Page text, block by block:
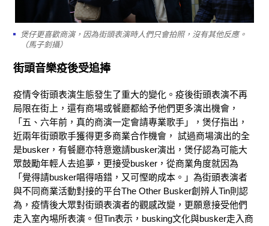
煲仔更喜歡商演，因為街頭表演時人們只會拍照，沒有其他反應。
（馬子釗攝）
街頭音樂疫後受追捧
疫情令街頭表演生態發生了重大的變化。疫後街頭表演不再
局限在街上，還有商場或餐廳都給予他們更多演出機會，
「五、六年前，真的商演一定會請專業歌手」，煲仔指出，
近兩年街頭歌手獲得更多商業合作機會， 試過商場演出的全
是busker，有餐廳亦特意邀請busker演出，煲仔認為可能大
眾鼓勵年輕人去追夢，更接受busker，從商業角度就因為
「覺得請busker唱得唔錯，又可慳啲成本。」為街頭表演者
與不同商業活動對接的平台The Other Busker創辨人Tin則認
為，疫情後大眾對街頭表演者的觀感改變，更願意接受他們
走入室內埸所表演。但Tin表示，busking文化與busker走入商